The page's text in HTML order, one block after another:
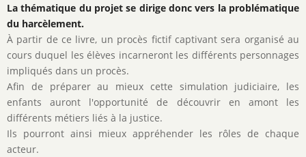
La thématique du projet se dirige donc vers la problématique
du harcèlement.
À partir de ce livre, un procès fictif captivant sera organisé au
cours duquel les élèves incarneront les différents personnages
impliqués dans un procès.
Afin de préparer au mieux cette simulation judiciaire, les
enfants auront l'opportunité de découvrir en amont les
différents métiers liés à la justice.
Ils pourront ainsi mieux appréhender les rôles de chaque
acteur.